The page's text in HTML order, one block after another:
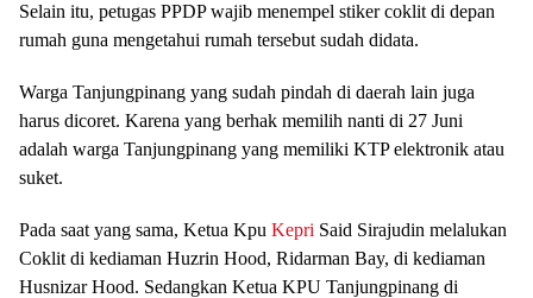
Selain itu, petugas PPDP wajib menempel stiker coklit di depan
rumah guna mengetahui rumah tersebut sudah didata.
Warga Tanjungpinang yang sudah pindah di daerah lain juga
harus dicoret. Karena yang berhak memilih nanti di 27 Juni
adalah warga Tanjungpinang yang memiliki KTP elektronik atau
suket.
Pada saat yang sama, Ketua Kpu Kepri Said Sirajudin melalukan
Coklit di kediaman Huzrin Hood, Ridarman Bay, di kediaman
Husnizar Hood. Sedangkan Ketua KPU Tanjungpinang di